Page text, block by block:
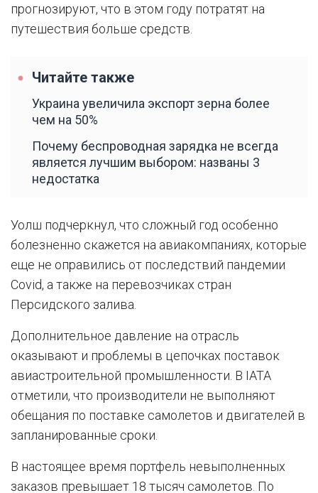
прогнозируют, что в этом году потратят на
путешествия больше средств.
Читайте также
Украина увеличила экспорт зерна более
чем на 50%
Почему беспроводная зарядка не всегда
является лучшим выбором: названы 3
недостатка
Уолш подчеркнул, что сложный год особенно
болезненно скажется на авиакомпаниях, которые
еще не оправились от последствий пандемии
Covid, а также на перевозчиках стран
Персидского залива.
Дополнительное давление на отрасль
оказывают и проблемы в цепочках поставок
авиастроительной промышленности. В IATA
отметили, что производители не выполняют
обещания по поставке самолетов и двигателей в
запланированные сроки.
В настоящее время портфель невыполненных
заказов превышает 18 тысяч самолетов. По